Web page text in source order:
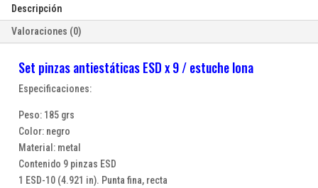
Descripción
Valoraciones (0)
Set pinzas antiestáticas ESD x 9 / estuche lona
Especificaciones:
Peso: 185 grs
Color: negro
Material: metal
Contenido 9 pinzas ESD
1 ESD-10 (4.921 in). Punta fina, recta